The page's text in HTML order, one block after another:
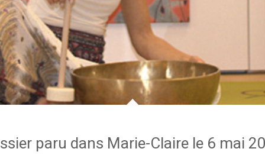
paru dans Marie-Claire le 6 mai